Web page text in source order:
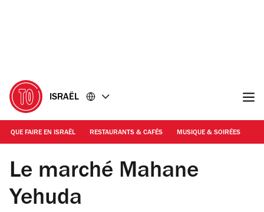
ISRAËL
QUE FAIRE EN ISRAËL RESTAURANTS & CAFÉS MUSIQUE & SOIRÉES
© Shutterstock
Le marché Mahane
Yehuda